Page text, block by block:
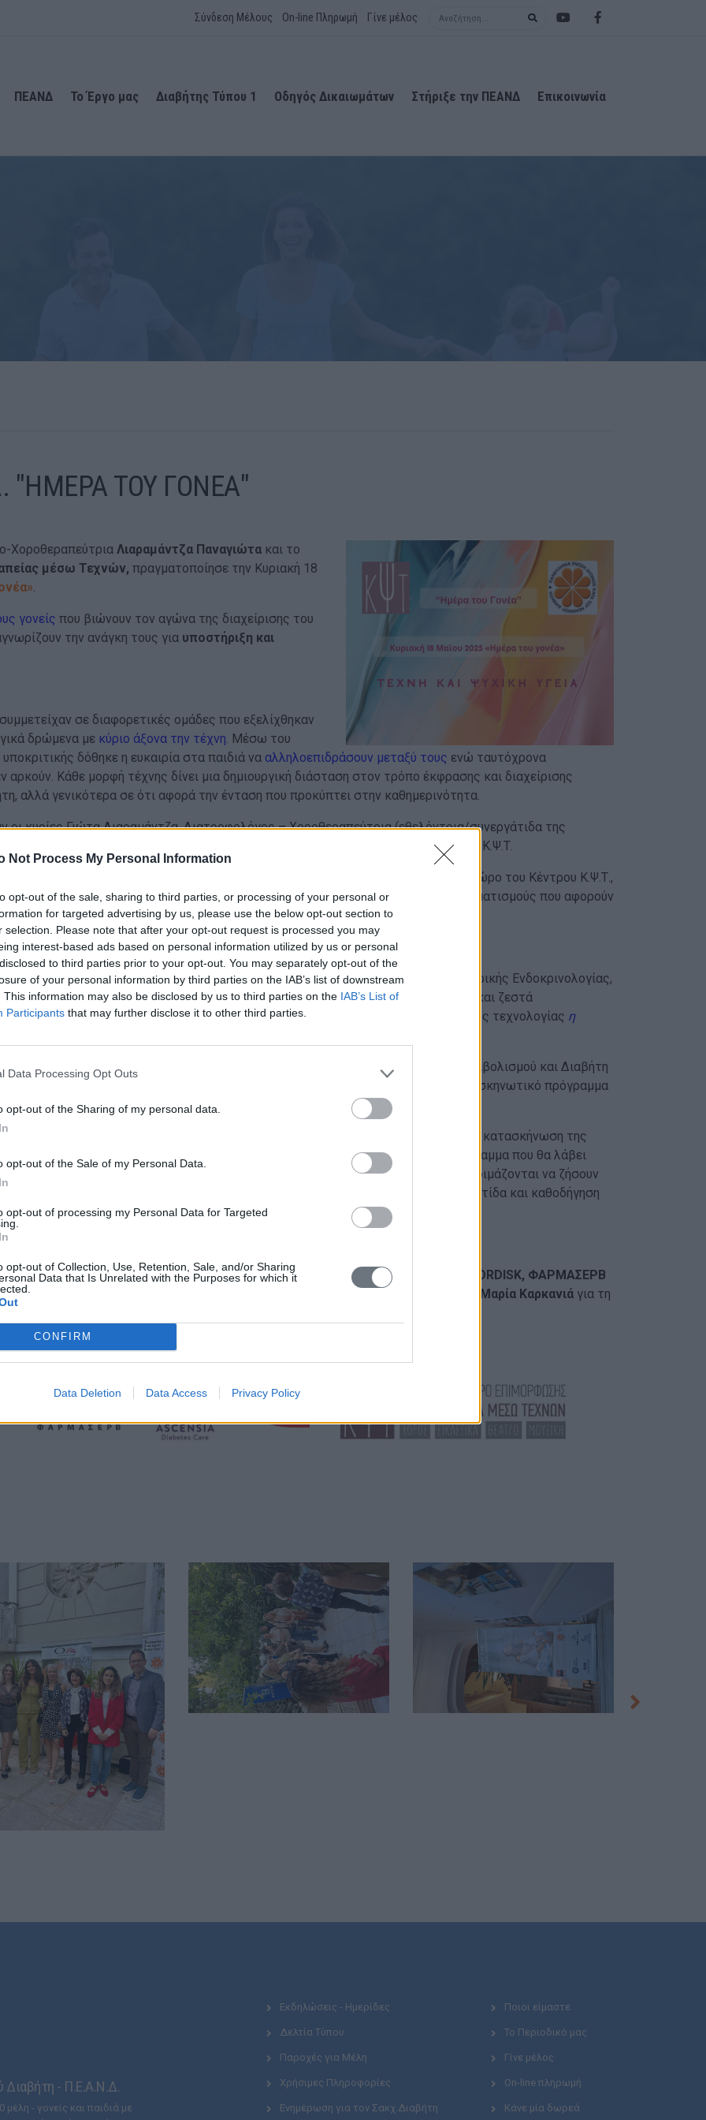
Not Process My Personal Information
opt-out of the sale, sharing to third parties, or processing of your personal or
for targeted advertising by us, please use the below opt-out section to
selection. Please note that after your opt-out request is processed you may
interest-based ads based on personal information utilized by us or personal
to third parties prior to your opt-out. You may separately opt-out of the
of your personal information by third parties on the IAB’s list of downstream
This information may also be disclosed by us to third parties on the IAB’s List of
Participants that may further disclose it to other third parties.
Data Processing Opt Outs
opt-out of the Sharing of my personal data.
opt-out of the Sale of my Personal Data.
opt-out of processing my Personal Data for Targeted
opt-out of Collection, Use, Retention, Sale, and/or Sharing
Data that Is Unrelated with the Purposes for which it
CONFIRM
Data Deletion Data Access Privacy Policy
Σύνδεση Μέλους On-line Πληρωμή Γίνε μέλος Search term
ΠΕΑΝΔ Το Έργο μας Διαβήτης Τύπου 1 Οδηγός Δικαιωμάτων Στήριξε την ΠΕΑΝΔ Επικοινωνία
"ΗΜΕΡΑ ΤΟΥ ΓΟΝΕΑ"
Χοροθεραπεύτρια Λιαραμάντζα Παναγιώτα και το
μέσω Τεχνών, πραγματοποίησε την Κυριακή 18
.
γονείς που βιώνουν τον αγώνα της διαχείρισης του
την ανάγκη τους για υποστήριξη και
σε διαφορετικές ομάδες που εξελίχθηκαν
δρώμενα με κύριο άξονα την τέχνη. Μέσω του
δόθηκε η ευκαιρία στα παιδιά να αλληλοεπιδράσουν μεταξύ τους ενώ ταυτόχρονα
αρκούν. Κάθε μορφή τέχνης δίνει μια δημιουργική διάσταση στον τρόπο έκφρασης και διαχείρισης
αλλά γενικότερα σε ότι αφορά την ένταση που προκύπτει στην καθημερινότητα.
οι κυρίες Γιώτα Λιαραμάντζα, Διατροφολόγος – Χοροθεραπεύτρια (εθελόντρια/συνεργάτιδα της
– Χοροθεραπεύτρια (ιδιοκτήτρια του Κ.Ψ.Τ.) και οι σπουδαστές/στριες του Κ.Ψ.Τ.
ακολούθησε μπουφές με σνακ, ζεστές πίτσες και ροφήματα, στον εξωτερικό χώρο του Κέντρου Κ.Ψ.Τ.,
όσο οι γονείς συνομιλήσουν μεταξύ τους ανταλλάσσοντας εμπειρίες και προβληματισμούς που αφορούν
να ακούσουμε την κυρίαΧριστίνα Κανακά , καθηγήτρια Παιδιατρικής – Παιδιατρικής Ενδοκρινολογίας,
Αθηνών Ε.Κ.Π.Α. στο Νοσοκομείο Παίδων «Η Αγία Σοφία», η οποία με τρυφερά και ζεστά
με τη διαχείριση του διαβήτη, τονίζοντας ότι πλέον μαζί και με τη βοήθεια της τεχνολογίας η
δεν αποτελεί τροχοπέδη
τους ο κος Ι. Βασιλάκης,
Επιμελητής Α της της Μονάδας Ενδοκρινολογίας Μεταβολισμού και Διαβήτη
ενήλικα μέλη της ΠΕΑΝΔ που θα αναλάβουν θέσεις ευθύνης στο φετινό κατασκηνωτικό πρόγραμμα
μελών αλλά και παιδιών που έχουν συμμετάσχει τα προηγούμενα χρόνια στην κατασκήνωση της
δεν μπορούσε να μη γίνει αναφορά και συζήτηση για το κατασκηνωτικό μας πρόγραμμα που θα λάβει
γονέων και καθησυχάζοντας την επόμενη γενιά κατασκηνωτών που προετοιμάζονται να ζήσουν
από 33 χρόνια αποτελεί ένα τεράστιο βιωματικό μάθημα στην αυτοφροντίδα και καθοδήγηση
τον διαβήτη του.
που συνέβαλλαν καθοριστικά σε αυτή, τις εταιρίες: MEDTRONIC, NOVO NORDISK, ΦΑΡΜΑΣΕΡΒ
την κα Μαρία Καρκανιά για τη
υλοποίηση της Ημερίδας.
Διαβήτη - Π.Ε.Α.Ν.Δ.
- γονείς και παιδιά με
Εκδηλώσεις - Ημερίδες
Δελτία Τύπου
Παροχές για Μέλη
Χρήσιμες Πληροφορίες
Ενημέρωση για τον Σακχ.Διαβήτη
Ποιοι είμαστε
Το Περιοδικό μας
Γίνε μέλος
On-line πληρωμή
Κάνε μία δωρεά